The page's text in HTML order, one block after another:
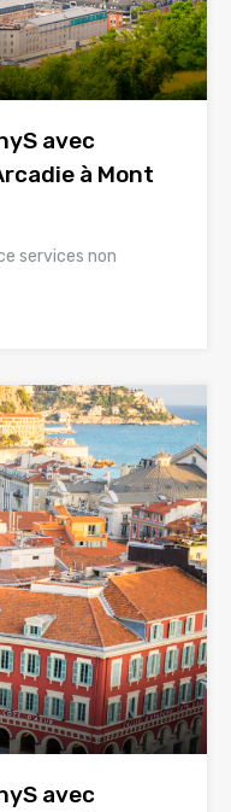
avec
à Mont
services non
avec